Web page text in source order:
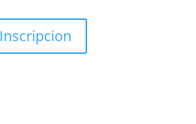
Inscripcion